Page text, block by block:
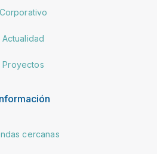
Corporativo
Actualidad
Proyectos
cercanas